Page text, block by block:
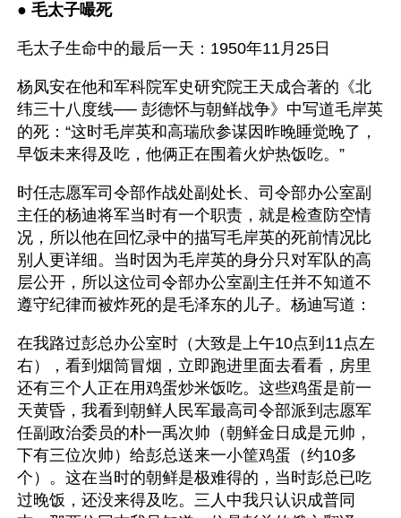
● 毛太子嘬死
毛太子生命中的最后一天：1950年11月25日
杨凤安在他和军科院军史研究院王天成合著的《北
纬三十八度线── 彭德怀与朝鲜战争》中写道毛岸英
的死：“这时毛岸英和高瑞欣参谋因昨晚睡觉晚了，
早饭未来得及吃，他俩正在围着火炉热饭吃。”
时任志愿军司令部作战处副处长、司令部办公室副
主任的杨迪将军当时有一个职责，就是检查防空情
况，所以他在回忆录中的描写毛岸英的死前情况比
别人更详细。当时因为毛岸英的身分只对军队的高
层公开，所以这位司令部办公室副主任并不知道不
遵守纪律而被炸死的是毛泽东的儿子。杨迪写道：
在我路过彭总办公室时（大致是上午10点到11点左
右），看到烟筒冒烟，立即跑进里面去看看，房里
还有三个人正在用鸡蛋炒米饭吃。这些鸡蛋是前一
天黄昏，我看到朝鲜人民军最高司令部派到志愿军
任副政治委员的朴一禹次帅（朝鲜金日成是元帅，
下有三位次帅）给彭总送来一小筐鸡蛋（约10多
个）。这在当时的朝鲜是极难得的，当时彭总已吃
过晚饭，还没来得及吃。三人中我只认识成普同